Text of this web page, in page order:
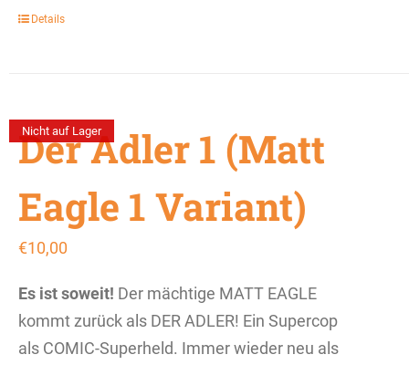
Details
Nicht auf Lager
Der Adler 1 (Matt
Eagle 1 Variant)
€10,00
Es ist soweit! Der mächtige MATT EAGLE
kommt zurück als DER ADLER! Ein Supercop
als COMIC-Superheld. Immer wieder neu als